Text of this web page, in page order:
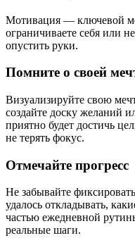
Мотивация — ключевой
ограничиваете себя или
опустить руки.
Помните о своей
Визуализируйте свою
создайте доску желаний
приятно будет достичь
не терять фокус.
Отмечайте прогресс
Не забывайте
удалось откладывать,
частью ежедневной
реальные шаги.